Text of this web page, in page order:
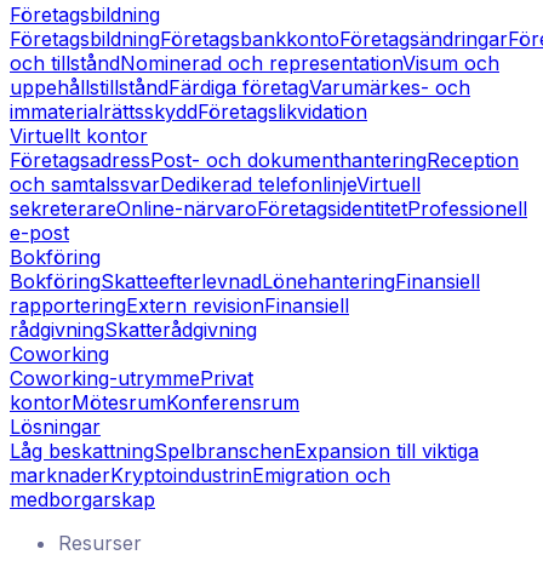
Företagsbildning
FöretagsbildningFöretagsbankkontoFöretagsändringar
och tillståndNominerad och representationVisum och
uppehållstillståndFärdiga företagVarumärkes- och
immaterialrättsskyddFöretagslikvidation
Virtuellt kontor
FöretagsadressPost- och dokumenthanteringReception
och samtalssvarDedikerad telefonlinjeVirtuell
sekreterareOnline-närvaroFöretagsidentitetProfessionell
e-post
Bokföring
BokföringSkatteefterlevnadLönehanteringFinansiell
rapporteringExtern revisionFinansiell
rådgivningSkatterådgivning
Coworking
Coworking-utrymmePrivat
kontorMötesrumKonferensrum
Lösningar
Låg beskattningSpelbranschenExpansion till viktiga
marknaderKryptoindustrinEmigration och
medborgarskap
Resurser